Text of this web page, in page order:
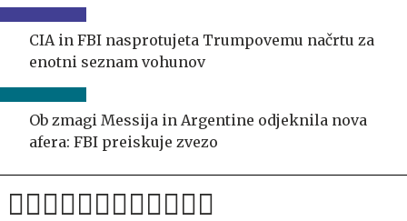
CIA in FBI nasprotujeta Trumpovemu načrtu za
enotni seznam vohunov
Ob zmagi Messija in Argentine odjeknila nova
afera: FBI preiskuje zvezo